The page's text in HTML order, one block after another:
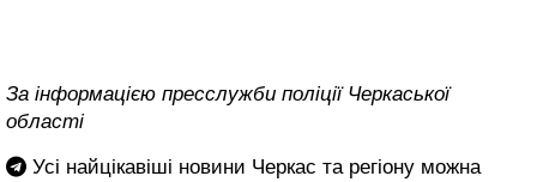
За інформацією пресслужби поліції Черкаської
області
Усі найцікавіші новини Черкас та регіону можна